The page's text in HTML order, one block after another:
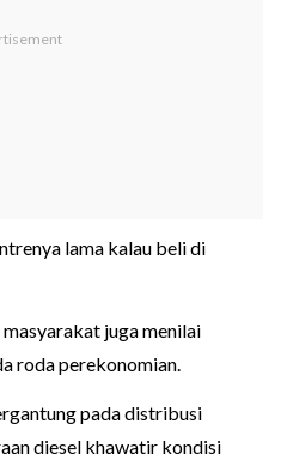
lama kalau beli di
juga menilai
roda perekonomian.
pada distribusi
diesel khawatir kondisi